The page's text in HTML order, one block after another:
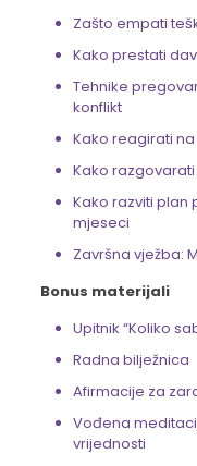
Zašto empati
Kako prestati
Tehnike
konflikt
Kako reagirati
Kako
Kako razviti plan
mjeseci
Završna vježba:
Bonus materijali
Upitnik “Koliko
Radna bilježnica
Afirmacije za
Vođena
vrijednosti